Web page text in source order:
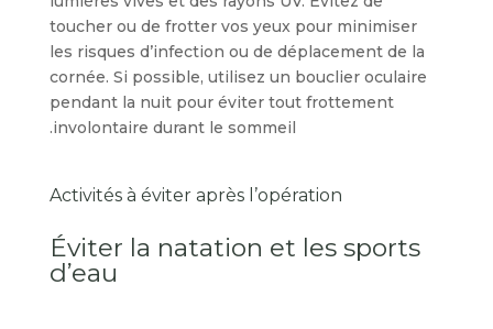
toucher ou de frotter vos yeux pour minimiser
les risques d’infection ou de déplacement de la
cornée. Si possible, utilisez un bouclier oculaire
pendant la nuit pour éviter tout frottement
involontaire durant le sommeil.
Activités à éviter après l’opération
Éviter la natation et les sports
d’eau